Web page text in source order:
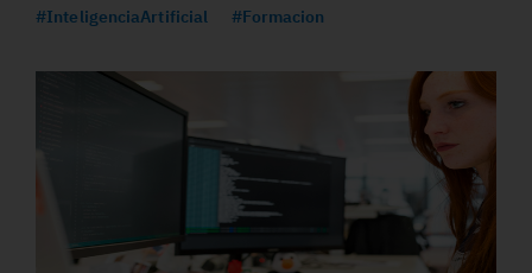
#InteligenciaArtificial
#Formacion